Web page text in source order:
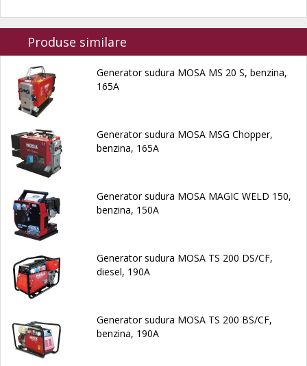
Produse similare
Generator sudura MOSA MS 20 S, benzina,
165A
Generator sudura MOSA MSG Chopper,
benzina, 165A
Generator sudura MOSA MAGIC WELD 150,
benzina, 150A
Generator sudura MOSA TS 200 DS/CF,
diesel, 190A
Generator sudura MOSA TS 200 BS/CF,
benzina, 190A